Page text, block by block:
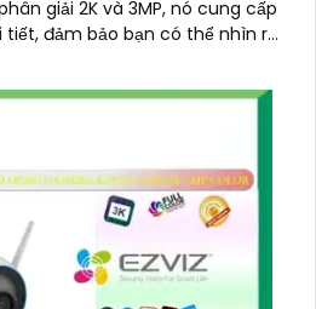
đảm bảo bạn có thể nhìn rõ